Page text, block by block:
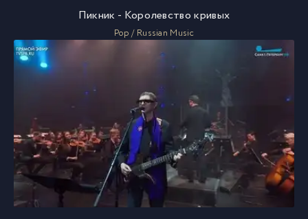
Пикник - Королевство кривых
Pop / Russian Music